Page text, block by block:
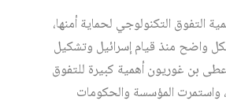
التفوق التكنولوجي لحماية أمنها،
واضح منذ قيام إسرائيل وتشكيل
أعطى بن غوريون أهمية كبيرة للتفوق
واستمرت المؤسسة والحكومات